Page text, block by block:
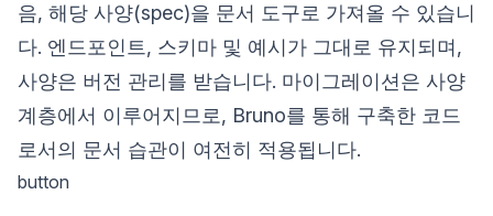
음, 해당 사양(spec)을 문서 도구로 가져올 수 있습니
다. 엔드포인트, 스키마 및 예시가 그대로 유지되며,
사양은 버전 관리를 받습니다. 마이그레이션은 사양
계층에서 이루어지므로, Bruno를 통해 구축한 코드
로서의 문서 습관이 여전히 적용됩니다.
button